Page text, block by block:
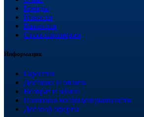
Бренды
Новости
Вакансии
Стать партнером
Информация
Гарантия
Доставка и оплата
Возврат и обмен
Политика конфиденциальности
Договор оферты